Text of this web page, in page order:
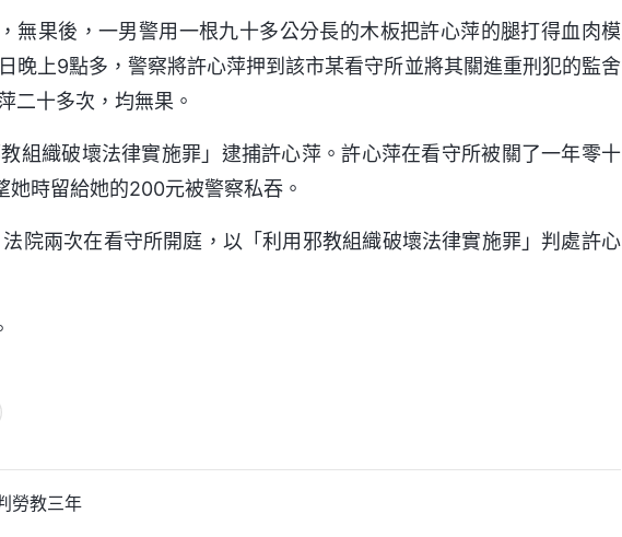
無果後，一男警用一根九十多公分長的木板把許心萍的腿打得血肉模
晚上9點多，警察將許心萍押到該市某看守所並將其關進重刑犯的監舍
二十多次，均無果。
組織破壞法律實施罪」逮捕許心萍。許心萍在看守所被關了一年零十
時留給她的200元被警察私吞。
院兩次在看守所開庭，以「利用邪教組織破壞法律實施罪」判處許心
勞教三年